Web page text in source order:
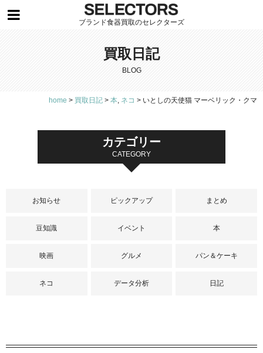
ブランド食器買取のセレクターズ
買取日記
BLOG
home > 買取日記 > 本, ネコ > いとしの天使猫 マーベリック・クマ
カテゴリー
CATEGORY
お知らせ ピックアップ まとめ
豆知識 イベント 本
映画 グルメ パン＆ケーキ
ネコ データ分析 日記